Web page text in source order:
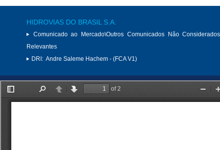
HIDROVIAS DO BRASIL S.A.
Comunicado ao Mercado\Outros Comunicados Não
Relevantes
DRI: Andre Saleme Hachem - (FCA V1)